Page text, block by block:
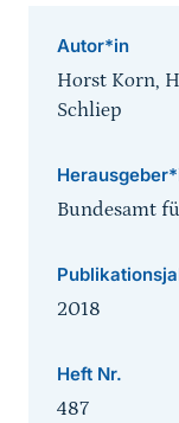
Autor*in
Horst Korn,
Schliep
Bundesamt
2018
Heft Nr.
487